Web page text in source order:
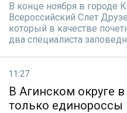
В конце ноября в городе
Всероссийский Слет
который в качестве
два специалиста
11:27
В Агинском округе
только единороссы